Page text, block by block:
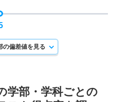
の偏差値を見る
学部・学科ごとの